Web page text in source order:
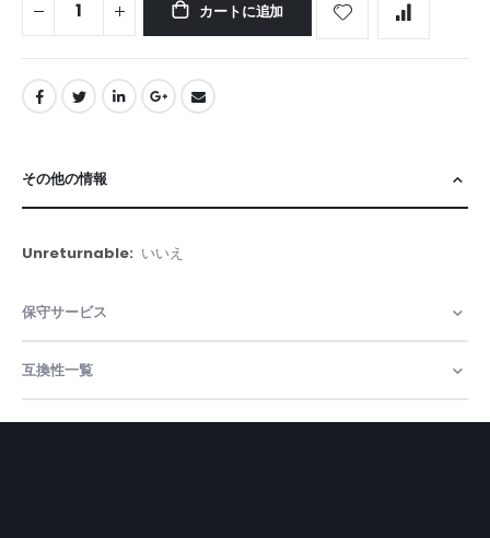
カートに追加
その他の情報
そ
の
情
報
いいえ
保守サービス
互換性一覧